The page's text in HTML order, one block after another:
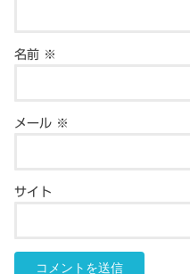
名前 ※
メール ※
サイト